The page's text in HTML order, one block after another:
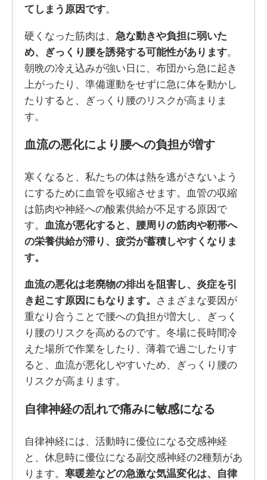
てしまう原因です。
硬くなった筋肉は、 急な動きや負担に弱いた
め、ぎっくり腰を誘発する可能性があります。
朝晩の冷え込みが強い日に、布団から急に起き
上がったり、準備運動をせずに急に体を動かし
たりすると、ぎっくり腰のリスクが高まりま
す。
血流の悪化により腰への負担が増す
寒くなると、私たちの体は熱を逃がさないよう
にするために血管を収縮させます。血管の収縮
は筋肉や神経への酸素供給が不足する原因で
す。 血流が悪化すると、腰周りの筋肉や靭帯へ
の栄養供給が滞り、疲労が蓄積しやすくなりま
す。
血流の悪化は老廃物の排出を阻害し、炎症を引
き起こす原因にもなります。
さまざまな要因が
重なり合うことで腰への負担が増大し、ぎっく
り腰のリスクを高めるのです。冬場に長時間冷
えた場所で作業をしたり、薄着で過ごしたりす
ると、血流が悪化しやすいため、ぎっくり腰の
リスクが高まります。
自律神経の乱れで痛みに敏感になる
自律神経には、活動時に優位になる交感神経
と、休息時に優位になる副交感神経の2種類があ
ります。 寒暖差などの急激な気温変化は、自律